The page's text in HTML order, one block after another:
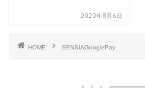
2020年8月6日
HOME SENSIAGooglePay